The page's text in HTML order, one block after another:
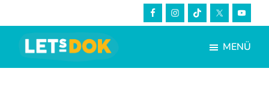
to
content
Fußzeile
springen
LETsDOK
Bundesweite
MENÜ